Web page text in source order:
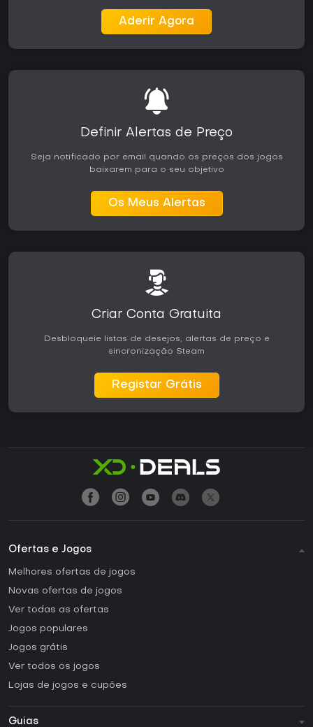
Aderir Agora
Definir Alertas de Preço
Seja notificado por email quando os preços dos jogos
baixarem para o seu objetivo
Os Meus Alertas
Criar Conta Gratuita
Desbloqueie listas de desejos, alertas de preço e
sincronização Steam
Registar Grátis
Ofertas e Jogos
Melhores ofertas de jogos
Novas ofertas de jogos
Ver todas as ofertas
Jogos populares
Jogos grátis
Ver todos os jogos
Lojas de jogos e cupões
Guias